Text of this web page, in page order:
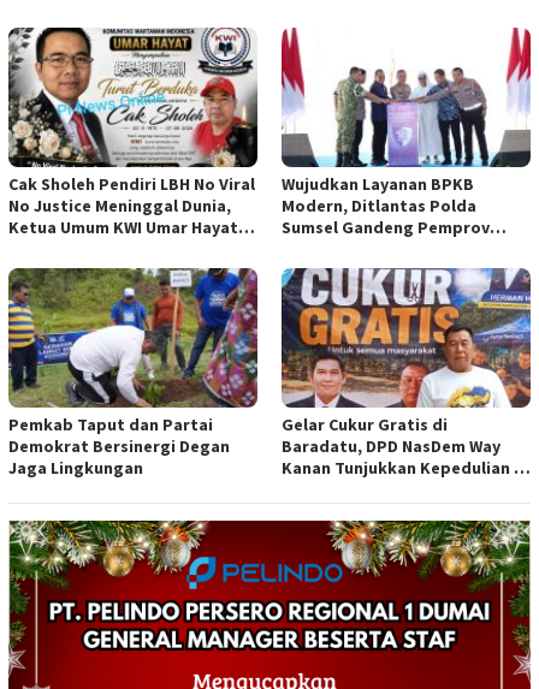
Cak Sholeh Pendiri LBH No Viral
No Justice Meninggal Dunia,
Ketua Umum KWI Umar Hayat
Wujudkan Layanan BPKB
Modern, Ditlantas Polda
Sumsel Gandeng Pemprov
Pemkab Taput dan Partai
Demokrat Bersinergi Degan
Jaga Lingkungan
Gelar Cukur Gratis di
Baradatu, DPD NasDem Way
Kanan Tunjukkan Kepedulian di